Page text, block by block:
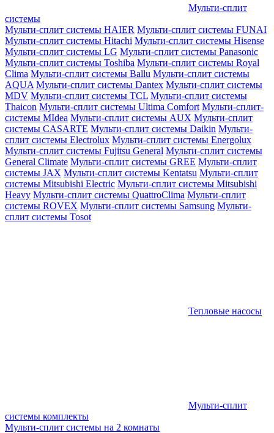
Мульти-сплит
системы
Мульти-сплит системы HAIER Мульти-сплит системы FUNAI
Мульти-сплит системы Hitachi Мульти-сплит системы Hisense
Мульти-сплит системы LG Мульти-сплит системы Panasonic
Мульти-сплит системы Toshiba Мульти-сплит системы Royal
Clima Мульти-сплит системы Ballu Мульти-сплит системы
AQUA Мульти-сплит системы Dantex Мульти-сплит системы
MDV Мульти-сплит системы TCL Мульти-сплит системы
Thaicon Мульти-сплит системы Ultima Comfort Мульти-сплит-
системы MIdea Мульти-сплит системы AUX Мульти-сплит
системы CASARTE Мульти-сплит системы Daikin Мульти-
сплит системы Electrolux Мульти-сплит системы Energolux
Мульти-сплит системы Fujitsu General Мульти-сплит системы
General Climate Мульти-сплит системы GREE Мульти-сплит
системы JAX Мульти-сплит системы Kentatsu Мульти-сплит
системы Mitsubishi Electric Мульти-сплит системы Mitsubishi
Heavy Мульти-сплит системы QuattroClima Мульти-сплит
системы ROVEX Мульти-сплит системы Samsung Мульти-
сплит системы Tosot
Тепловые насосы
Мульти-сплит
системы комплекты
Мульти-сплит системы на 2 комнаты